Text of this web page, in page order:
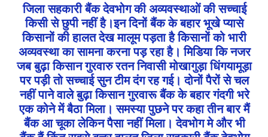
जिला सहकारी बैंक देवभोग की अव्यवस्थाओं की सच्चाई
किसी से छुपी नहीं है।इन दिनों बैंक के बहार भूखे प्यासे
किसानों की हालत देख मालूम पड़ता है किसानों को भारी
अव्यवस्था का सामना करना पड़ रहा है। मिडिया कि नजर
जब बुढ़ा किसान गुरवारु रतन निवासी मोखागुड़ा धिंगयामूड़ा
पर पड़ी तो सच्चाई सुन टीम दंग रह गई। दोनों पैरों से चल
नहीं पाने वाले बुढ़ा किसान गुरवारू बैंक के बहार गंदगी भरे
एक कोने में बैठा मिला। समस्या पुछने पर कहा तीन बार मैं
बैंक आ चूका लेकिन पैसा नहीं मिला। देवभोग मे और भी